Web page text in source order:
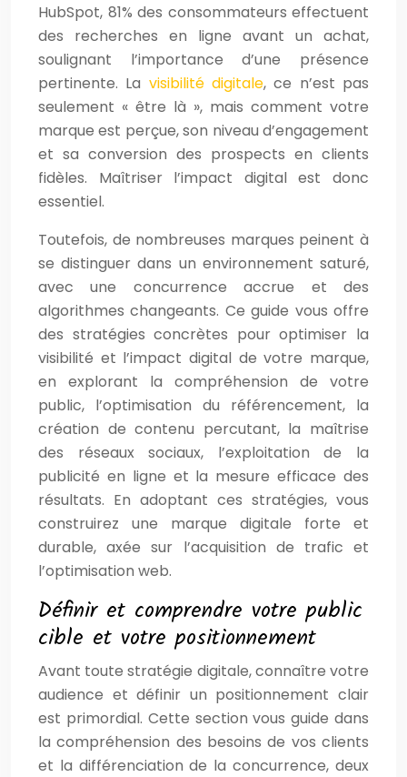
HubSpot, 81% des consommateurs effectuent
des recherches en ligne avant un achat,
soulignant l’importance d’une présence
pertinente. La visibilité digitale, ce n’est pas
seulement « être là », mais comment votre
marque est perçue, son niveau d’engagement
et sa conversion des prospects en clients
fidèles. Maîtriser l’impact digital est donc
essentiel.
Toutefois, de nombreuses marques peinent à
se distinguer dans un environnement saturé,
avec une concurrence accrue et des
algorithmes changeants. Ce guide vous offre
des stratégies concrètes pour optimiser la
visibilité et l’impact digital de votre marque,
en explorant la compréhension de votre
public, l’optimisation du référencement, la
création de contenu percutant, la maîtrise
des réseaux sociaux, l’exploitation de la
publicité en ligne et la mesure efficace des
résultats. En adoptant ces stratégies, vous
construirez une marque digitale forte et
durable, axée sur l’acquisition de trafic et
l’optimisation web.
Définir et comprendre votre public
cible et votre positionnement
Avant toute stratégie digitale, connaître votre
audience et définir un positionnement clair
est primordial. Cette section vous guide dans
la compréhension des besoins de vos clients
et la différenciation de la concurrence, deux